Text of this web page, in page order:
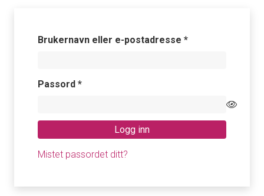
Brukernavn eller e-postadresse *Påkrevd
Passord *Påkrevd
Logg inn
Mistet passordet ditt?